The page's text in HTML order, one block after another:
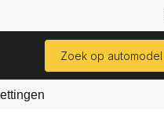
Zoek op automodel